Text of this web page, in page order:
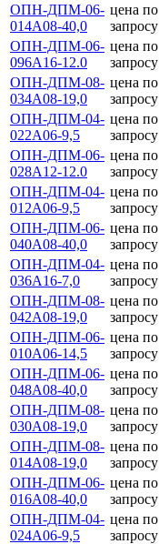
ОПН-ДПМ-06-
014А08-40,0
цена по
запросу
ОПН-ДПМ-06-
096А16-12.0
цена по
запросу
ОПН-ДПМ-08-
034А08-19,0
цена по
запросу
ОПН-ДПМ-04-
022А06-9,5
цена по
запросу
ОПН-ДПМ-06-
028А12-12.0
цена по
запросу
ОПН-ДПМ-04-
012А06-9,5
цена по
запросу
ОПН-ДПМ-06-
040А08-40,0
цена по
запросу
ОПН-ДПМ-04-
036А16-7,0
цена по
запросу
ОПН-ДПМ-08-
042А08-19,0
цена по
запросу
ОПН-ДПМ-06-
010А06-14,5
цена по
запросу
ОПН-ДПМ-06-
048А08-40,0
цена по
запросу
ОПН-ДПМ-08-
030А08-19,0
цена по
запросу
ОПН-ДПМ-08-
014А08-19,0
цена по
запросу
ОПН-ДПМ-06-
016А08-40,0
цена по
запросу
ОПН-ДПМ-04-
024А06-9,5
цена по
запросу